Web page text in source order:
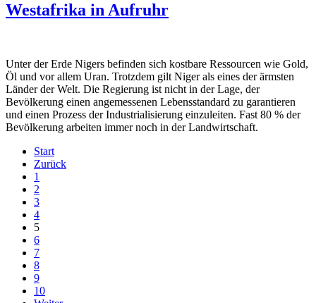
Westafrika in Aufruhr
Unter der Erde Nigers befinden sich kostbare Ressourcen wie Gold,
Öl und vor allem Uran. Trotzdem gilt Niger als eines der ärmsten
Länder der Welt. Die Regierung ist nicht in der Lage, der
Bevölkerung einen angemessenen Lebensstandard zu garantieren
und einen Prozess der Industrialisierung einzuleiten. Fast 80 % der
Bevölkerung arbeiten immer noch in der Landwirtschaft.
Start
Zurück
1
2
3
4
5
6
7
8
9
10